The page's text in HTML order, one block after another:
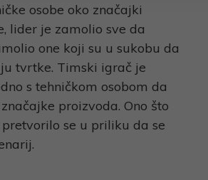
osobe oko značajki
lider je zamolio sve da
one koji su u sukobu da
tvrtke. Timski igrač je
s tehničkom osobom da
proizvoda. Ono što
se u priliku da se